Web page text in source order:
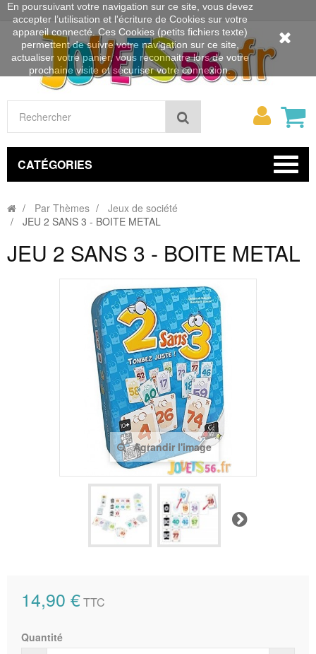
Rechercher
Mon
CATÉGORIES
Par Thèmes
Jeux de société
JEU 2 SANS 3 - BOITE METAL
JEU 2 SANS 3 - BOITE METAL
Agrandir l'image
Suivant
14,90 €TTC
Quantité
En poursuivant votre navigation sur ce site, vous devez
accepter l’utilisation et l'écriture de Cookies sur votre
appareil connecté. Ces Cookies (petits fichiers texte)
permettent de suivre votre navigation sur ce site,
actualiser votre panier, vous reconnaitre lors de votre
prochaine visite et sécuriser votre connexion.